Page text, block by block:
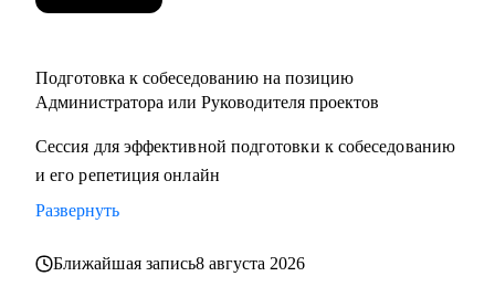
Подготовка к собеседованию на позицию
Администратора или Руководителя проектов
Сессия для эффективной подготовки к собеседованию
и его репетиция онлайн
Развернуть
Ближайшая запись8 августа 2026